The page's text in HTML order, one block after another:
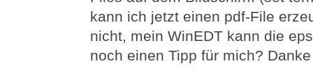
kann ich jetzt einen pdf-File
nicht, mein WinEDT kann die
noch einen Tipp für mich? Danke